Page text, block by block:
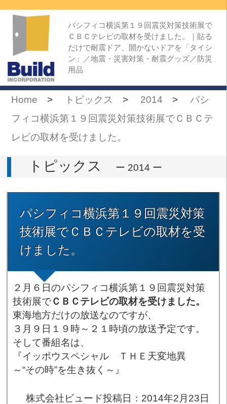
パシフィコ横浜第１９回震災対策技術展で
ＣＢＣテレビの取材を受けました。｜貼る
だけで耐震ドア、開かないドアを「タイシ
ン」／地震・災害対策・耐震グッズ／防災
用品
Home > トピックス > 2014 >パシ
フィコ横浜第１９回震災対策技術展でＣＢＣテ
レビの取材を受けました。
トピックス ー 2014 ー
パシフィコ横浜第１９回震災対策
技術展でＣＢＣテレビの取材を受
けました。
２月６日のパシフィコ横浜第１９回震災対策
技術展でＣＢＣテレビの取材を受けました。
東海地方だけの放送なのですが、
３月９日１９時～２１時頃の放送予定です。
そして番組名は、
『イッポウスペシャル ＴＨＥ天変地異
～“その時”を生き抜く～』
株式会社ビュード投稿日：2014年2月23日